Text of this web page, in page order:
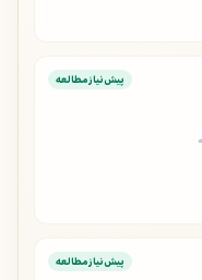
پیش‌نیاز مطالعه
پیش‌نیاز مطالعه